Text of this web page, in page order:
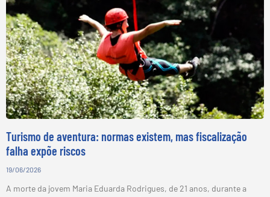
Turismo de aventura: normas existem, mas fiscalização
falha expõe riscos
19/06/2026
A morte da jovem Maria Eduarda Rodrigues, de 21 anos, durante a